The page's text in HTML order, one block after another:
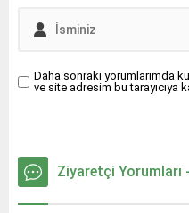
Daha sonraki yorumlarımda
ve site adresim bu tarayıcıya
Ziyaretçi Yorumları